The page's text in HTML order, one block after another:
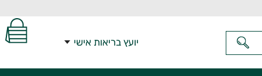
יועץ בריאות אישי